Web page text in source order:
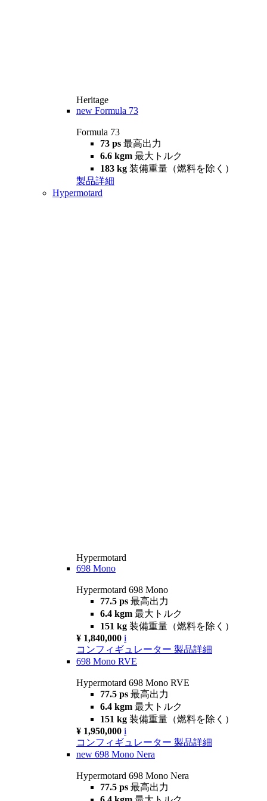
Heritage
new Formula 73
Formula 73
73 ps 最高出力
6.6 kgm 最大トルク
183 kg 装備重量（燃料を除く）
製品詳細
Hypermotard
Hypermotard
698 Mono
Hypermotard 698 Mono
77.5 ps 最高出力
6.4 kgm 最大トルク
151 kg 装備重量（燃料を除く）
¥ 1,840,000 i
コンフィギュレーター 製品詳細
698 Mono RVE
Hypermotard 698 Mono RVE
77.5 ps 最高出力
6.4 kgm 最大トルク
151 kg 装備重量（燃料を除く）
¥ 1,950,000 i
コンフィギュレーター 製品詳細
new 698 Mono Nera
Hypermotard 698 Mono Nera
77.5 ps 最高出力